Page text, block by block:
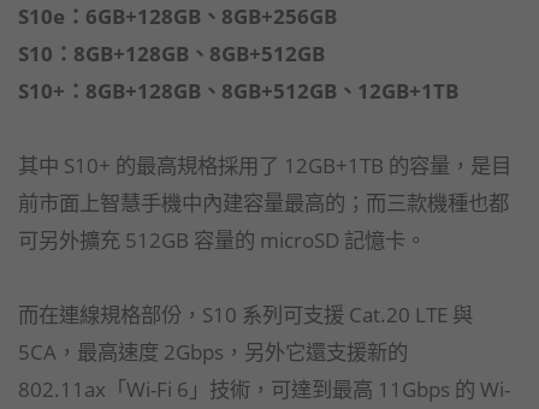
S10e：6GB+128GB、8GB+256GB
S10：8GB+128GB、8GB+512GB
​S10+：8GB+128GB、8GB+512GB、12GB+1TB
其中 S10+ 的最高規格採用了 12GB+1TB 的容量，是目
前市面上智慧手機中內建容量最高的；而三款機種也都
可另外擴充 512GB 容量的 microSD 記憶卡。
而在連線規格部份，S10 系列可支援 Cat.20 LTE 與
5CA，最高速度 2Gbps，另外它還支援新的
802.11ax「Wi-Fi 6」技術，可達到最高 11Gbps 的 Wi-